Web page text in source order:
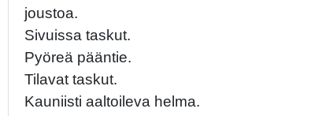
joustoa.
Sivuissa taskut.
Pyöreä pääntie.
Tilavat taskut.
Kauniisti aaltoileva helma.